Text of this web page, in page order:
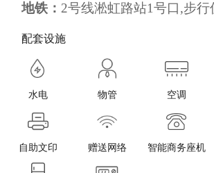
地铁： 2号线淞虹路站1号口,步行
配套设施
水电 物管 空调
自助文印 赠送网络 智能商务座机